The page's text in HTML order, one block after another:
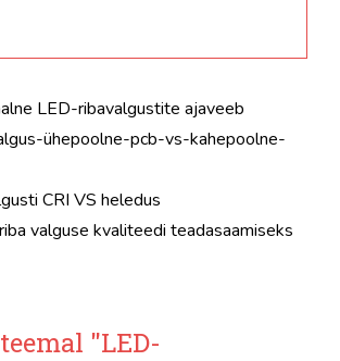
LED-ribavalgustite ajaveeb
ühepoolne-pcb-vs-kahepoolne-
CRI VS heledus
valguse kvaliteedi teadasaamiseks
"LED-